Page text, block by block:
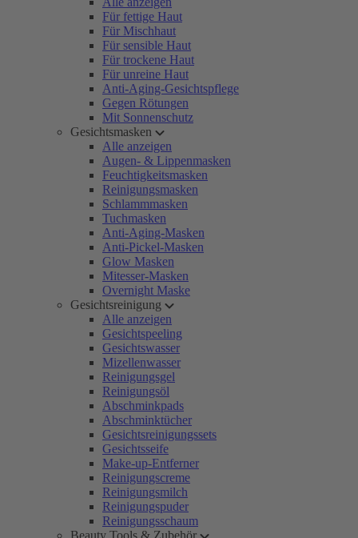
Für fettige Haut
Für Mischhaut
Für sensible Haut
Für trockene Haut
Für unreine Haut
Anti-Aging-Gesichtspflege
Gegen Rötungen
Mit Sonnenschutz
Gesichtsmasken
Alle anzeigen
Augen- & Lippenmasken
Feuchtigkeitsmasken
Reinigungsmasken
Schlammmasken
Tuchmasken
Anti-Aging-Masken
Anti-Pickel-Masken
Glow Masken
Mitesser-Masken
Overnight Maske
Gesichtsreinigung
Alle anzeigen
Gesichtspeeling
Gesichtswasser
Mizellenwasser
Reinigungsgel
Reinigungsöl
Abschminkpads
Abschminktücher
Gesichtsreinigungssets
Gesichtsseife
Make-up-Entferner
Reinigungscreme
Reinigungsmilch
Reinigungspuder
Reinigungsschaum
Beauty Tools & Zubehör